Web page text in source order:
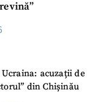
acuzații de
din Chișinău